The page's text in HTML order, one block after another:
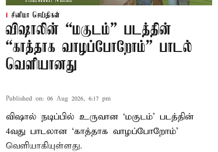
சினிமா செய்திகள்
விஷாலின் “மகுடம்” படத்தின்
“காத்தாக வாழப்போறோம்” பாடல்
வெளியானது
Published on: 06 Aug 2026, 6:17 pm
விஷால் நடிப்பில் உருவான ‘மகுடம்’ படத்தின்
4வது பாடலான ‘காத்தாக வாழப்போறோம்’
வெளியாகியுள்ளது.